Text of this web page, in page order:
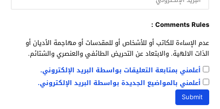
Comments Rules :
عدم الإساءة للكاتب أو للأشخاص أو للمقدسات أو مهاجمة الأديان أو
الذات الالهية. والابتعاد عن التحريض الطائفي والعنصري والشتائم.
أعلمني بمتابعة التعليقات بواسطة البريد الإلكتروني.
أعلمني بالمواضيع الجديدة بواسطة البريد الإلكتروني.